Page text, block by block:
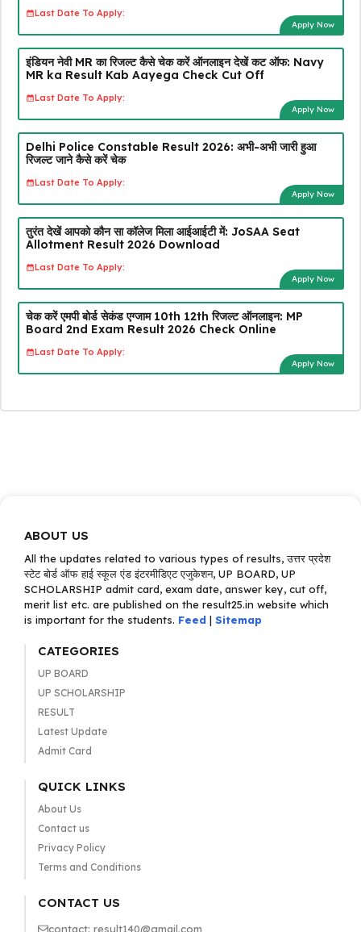
Last Date To Apply:
Apply Now
इंडियन नेवी MR का रिजल्ट कैसे चेक करें ऑनलाइन देखें कट ऑफ: Navy
MR ka Result Kab Aayega Check Cut Off
Last Date To Apply:
Apply Now
Delhi Police Constable Result 2026: अभी-अभी जारी हुआ
रिजल्ट जाने कैसे करें चेक
Last Date To Apply:
Apply Now
तुरंत देखें आपको कौन सा कॉलेज मिला आईआईटी में: JoSAA Seat
Allotment Result 2026 Download
Last Date To Apply:
Apply Now
चेक करें एमपी बोर्ड सेकंड एग्जाम 10th 12th रिजल्ट ऑनलाइन: MP
Board 2nd Exam Result 2026 Check Online
Last Date To Apply:
Apply Now
ABOUT US
All the updates related to various types of results, उत्तर प्रदेश
स्टेट बोर्ड ऑफ हाई स्कूल एंड इंटरमीडिएट एजुकेशन, UP BOARD, UP
SCHOLARSHIP admit card, exam date, answer key, cut off,
merit list etc. are published on the result25.in website which
is important for the students. Feed | Sitemap
CATEGORIES
UP BOARD
UP SCHOLARSHIP
RESULT
Latest Update
Admit Card
QUICK LINKS
About Us
Contact us
Privacy Policy
Terms and Conditions
CONTACT US
contact: result140@gmail.com